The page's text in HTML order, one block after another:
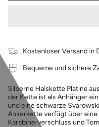
Kostenloser Versand in
Bequeme und sichere
Silberne Halskette Platine
der Kette ist als Anhänger
und eine schwarze
Ankerkette verfügt über
Karabinerverschluss und